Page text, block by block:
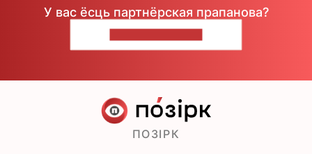
У вас ёсць партнёрская прапанова?
ПОЗІРК